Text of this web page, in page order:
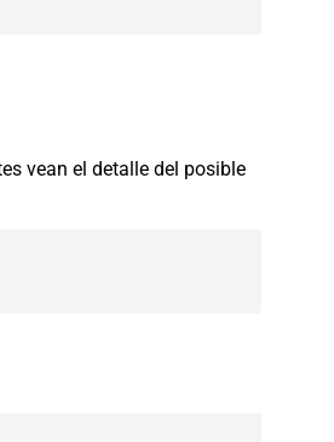
vean el detalle del posible